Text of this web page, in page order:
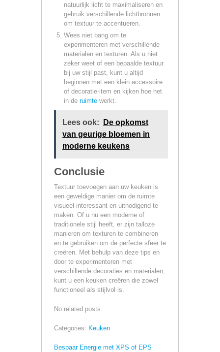
natuurlijk licht te maximaliseren en
gebruik verschillende lichtbronnen
om textuur te accentueren.
Wees niet bang om te
experimenteren met verschillende
materialen en texturen. Als u niet
zeker weet of een bepaalde textuur
bij uw stijl past, kunt u altijd
beginnen met een klein accessoire
of decoratie-item en kijken hoe het
in de ruimte werkt.
Lees ook:
De opkomst
van geurige bloemen in
moderne keukens
Conclusie
Textuur toevoegen aan uw keuken is
een geweldige manier om de ruimte
visueel interessant en uitnodigend te
maken. Of u nu een moderne of
traditionele stijl heeft, er zijn talloze
manieren om texturen te combineren
en te gebruiken om de perfecte sfeer te
creëren. Met behulp van deze tips en
door te experimenteren met
verschillende decoraties en materialen,
kunt u een keuken creëren die zowel
functioneel als stijlvol is.
No related posts.
Categories: Keuken
Bespaar Energie met XPS of EPS